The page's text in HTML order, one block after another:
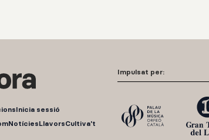
Inicia sessió
NotíciesLlavorsCultiva't
Impulsat per: